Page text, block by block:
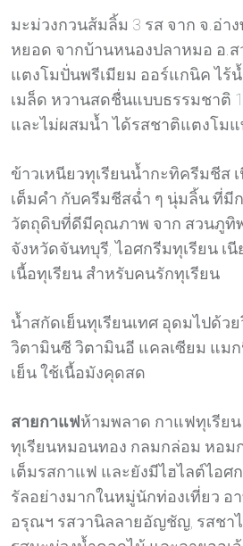
มะม่วงกวนส้มลิ้ม 3 รส จาก จ.อ่า
หยอด จากบ้านหนองปลาหมอ อ.ส
แตงโมปั่นพรีเมียม ออร์แกนิค ไร้น้
เมล็ด หวานสดชื่นแบบธรรมชาติ
และไม่ผสมน้ำ ได้รสชาติแตงโมแ
ข้าวเหนียวทุเรียนน้ำกะทิครีมชีส
เต็มคำ กับครีมชีสฉ่ำ ๆ นุ่มลิ้น ที่มี
วัตถุดิบที่ดีมีคุณภาพ จาก สวนภูทิ
จังหวัดจันทบุรี, ไอศกรีมทุเรียน เ
เนื้อทุเรียน สำหรับคนรักทุเรียน
น้ำสกัดเย็นทุเรียนเทศ อุดมไปด้ว
วิตามินซี วิตามินอี แคลเซียม แม
เย็น ใช้เนื้อมังคุดสด
สายกาแฟห้ามพลาด กาแฟทุเรีย
ทุเรียนหมอนทอง กลมกล่อม หอม
เต็มรสกาแฟ และยังมีไฮไลต์ไอศ
รัลอย่างมากในหมู่นักท่องเที่ยว อ
อรุณฯ รสวานิลลายอัญชัญ, รสชา